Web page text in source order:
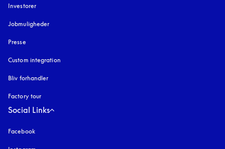
Investorer
Jobmuligheder
Presse
Custom integration
Bliv forhandler
Factory tour
Social Links
Facebook